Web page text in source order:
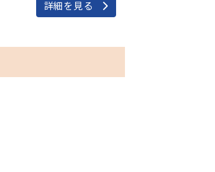
詳細を見る